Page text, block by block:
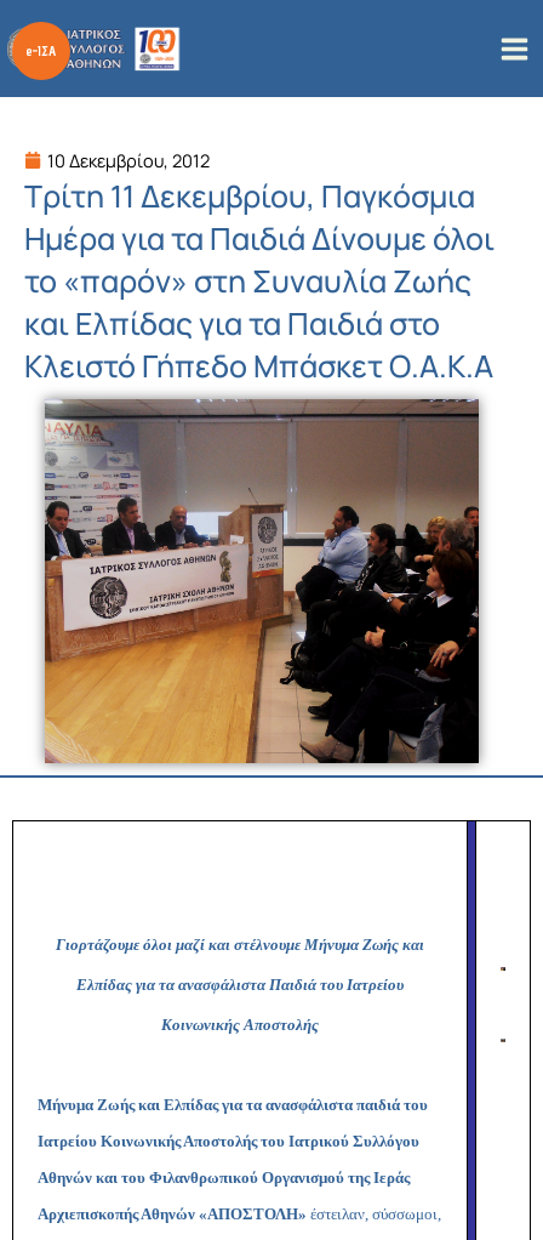
στο
περιεχόμενο
10 Δεκεμβρίου, 2012
Τρίτη 11 Δεκεμβρίου, Παγκόσμια
Ημέρα για τα Παιδιά Δίνουμε όλοι
το «παρόν» στη Συναυλία Ζωής
και Ελπίδας για τα Παιδιά στο
Κλειστό Γήπεδο Μπάσκετ Ο.Α.Κ.Α
Γιορτάζουμε όλοι μαζί και στέλνουμε Μήνυμα Ζωής και
Ελπίδας για τα ανασφάλιστα Παιδιά του Ιατρείου
Κοινωνικής Αποστολής
Μήνυμα Ζωής και Ελπίδας για τα ανασφάλιστα παιδιά του
Ιατρείου Κοινωνικής Αποστολής του Ιατρικού Συλλόγου
Αθηνών και του Φιλανθρωπικού Οργανισμού της Ιεράς
Αρχιεπισκοπής Αθηνών «ΑΠΟΣΤΟΛΗ» έστειλαν, σύσσωμοι,